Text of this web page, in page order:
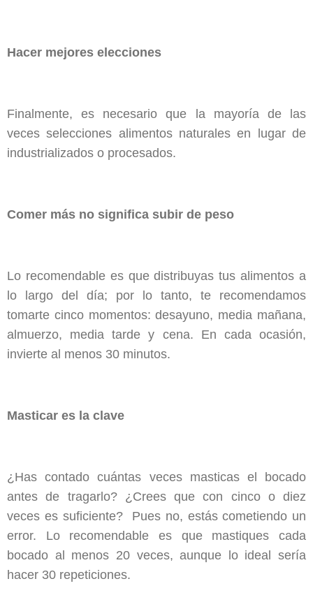
Hacer mejores elecciones
Finalmente, es necesario que la mayoría de las
veces selecciones alimentos naturales en lugar de
industrializados o procesados.
Comer más no significa subir de peso
Lo recomendable es que distribuyas tus alimentos a
lo largo del día; por lo tanto, te recomendamos
tomarte cinco momentos: desayuno, media mañana,
almuerzo, media tarde y cena. En cada ocasión,
invierte al menos 30 minutos.
Masticar es la clave
¿Has contado cuántas veces masticas el bocado
antes de tragarlo? ¿Crees que con cinco o diez
veces es suficiente? Pues no, estás cometiendo un
error. Lo recomendable es que mastiques cada
bocado al menos 20 veces, aunque lo ideal sería
hacer 30 repeticiones.